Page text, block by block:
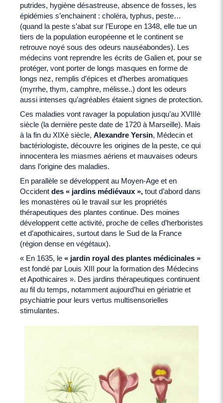
putrides, hygiène désastreuse, absence de fosses, les
épidémies s’enchainent : choléra, typhus, peste…
(quand la peste s’abat sur l’Europe en 1348, elle tue un
tiers de la population européenne et le continent se
retrouve noyé sous des odeurs nauséabondes). Les
médecins vont reprendre les écrits de Galien et, pour se
protéger, vont porter de longs masques en forme de
longs nez, remplis d’épices et d’herbes aromatiques
(myrrhe, thym, camphre, mélisse..) dont les odeurs
aussi intenses qu’agréables étaient signes de protection.
Ces maladies vont ravager la population jusqu’au XVIIIè
siècle (la dernière peste date de 1720 à Marseille). Mais
à la fin du XIXè siècle, Alexandre Yersin, Médecin et
bactériologiste, découvre les origines de la peste, ce qui
innocentera les miasmes aériens et mauvaises odeurs
dans l’origine des maladies.
En parallèle se développent au Moyen-Age et en
Occident des « jardins médiévaux », tout d’abord dans
les monastères où le travail sur les propriétés
thérapeutiques des plantes continue. Des moines
développent cette activité, proche de celles d’herboristes
et d’apothicaires, surtout dans le Sud de la France
(région dense en végétaux).
« En 1635, le « jardin royal des plantes médicinales »
est fondé par Louis XIII pour la formation des Médecins
et Apothicaires ». Des jardins thérapeutiques continuent
au fil du temps, notamment aujourd’hui en gériatrie et
psychiatrie pour leurs vertus multisensorielles
stimulantes.